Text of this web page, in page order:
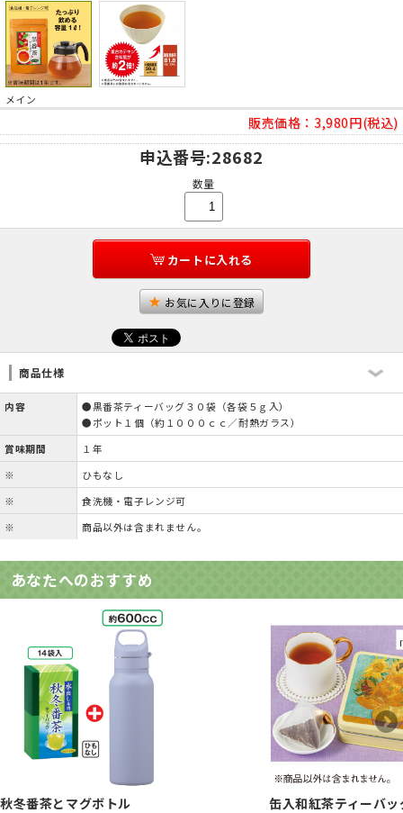
メイン
販売価格： 3,980円(税込)
申込番号:28682
数量
カートに入れる
お気に入りに登録
商品仕様
内容
●黒番茶ティーバッグ３０袋（各袋５ｇ入）
●ポット１個（約１０００ｃｃ／耐熱ガラス）
賞味期間
１年
※
ひもなし
※
食洗機・電子レンジ可
※
商品以外は含まれません。
あなたへのおすすめ
秋冬番茶とマグボトル 缶入和紅茶ティーバッ